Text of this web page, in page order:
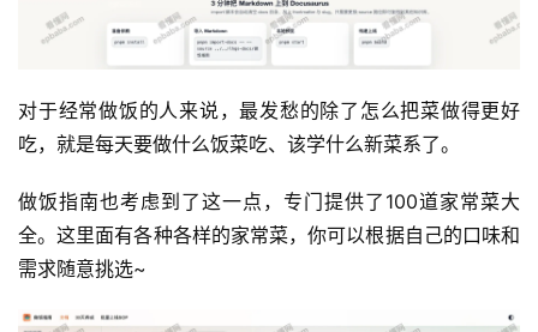
对于经常做饭的人来说，最发愁的除了怎么把菜做得更好
吃，就是每天要做什么饭菜吃、该学什么新菜系了。
做饭指南也考虑到了这一点，专门提供了100道家常菜大
全。这里面有各种各样的家常菜，你可以根据自己的口味和
需求随意挑选~